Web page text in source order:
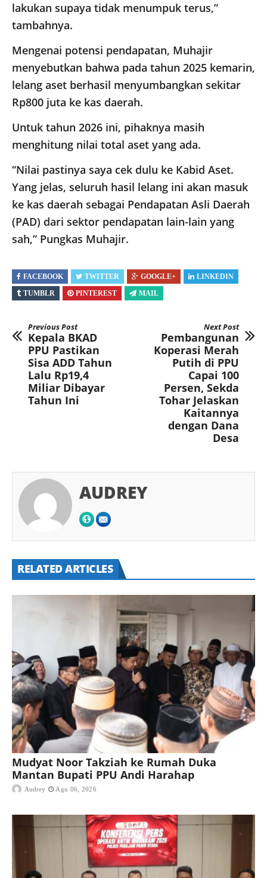
lakukan supaya tidak menumpuk terus,”
tambahnya.
Mengenai potensi pendapatan, Muhajir
menyebutkan bahwa pada tahun 2025 kemarin,
lelang aset berhasil menyumbangkan sekitar
Rp800 juta ke kas daerah.
Untuk tahun 2026 ini, pihaknya masih
menghitung nilai total aset yang ada.
“Nilai pastinya saya cek dulu ke Kabid Aset.
Yang jelas, seluruh hasil lelang ini akan masuk
ke kas daerah sebagai Pendapatan Asli Daerah
(PAD) dari sektor pendapatan lain-lain yang
sah,” Pungkas Muhajir.
FACEBOOK TWITTER GOOGLE+
LINKEDIN
TUMBLR
PINTEREST MAIL
Previous Post
Kepala BKAD
PPU Pastikan
Sisa ADD Tahun
Lalu Rp19,4
Miliar Dibayar
Tahun Ini
Next Post
Pembangunan
Koperasi Merah
Putih di PPU
Capai 100
Persen, Sekda
Tohar Jelaskan
Kaitannya
dengan Dana
Desa
AUDREY
RELATED ARTICLES
Mudyat Noor Takziah ke Rumah Duka
Mantan Bupati PPU Andi Harahap
Audrey Agu 06, 2026